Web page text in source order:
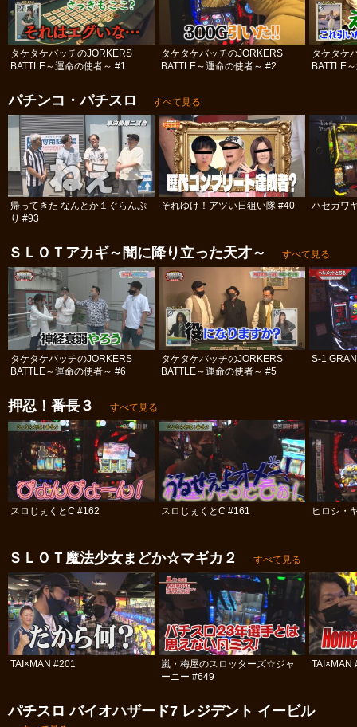
タケタケバッチのJORKERS
BATTLE～運命の使者～ #1
タケタケバッチのJORKERS
BATTLE～運命の使者～ #2
タケタケ
BATTLE
パチンコ・パチスロ すべて見る
帰ってきた なんとか１ぐらんぷ
り #93
それゆけ！アツい日狙い隊 #40 ハセガワ
ＳＬＯＴアカギ～闇に降り立った天才～ すべて見る
タケタケバッチのJORKERS
BATTLE～運命の使者～ #6
タケタケバッチのJORKERS
BATTLE～運命の使者～ #5
S-1
押忍！番長３ すべて見る
スロじぇくとC #162 スロじぇくとC #161 ヒロシ・
ＳＬＯＴ魔法少女まどか☆マギカ２ すべて見る
TAI×MAN #201
嵐・梅屋のスロッターズ☆ジャ
ーニー #649
TAI×MAN
パチスロ バイオハザード7 レジデント イービル